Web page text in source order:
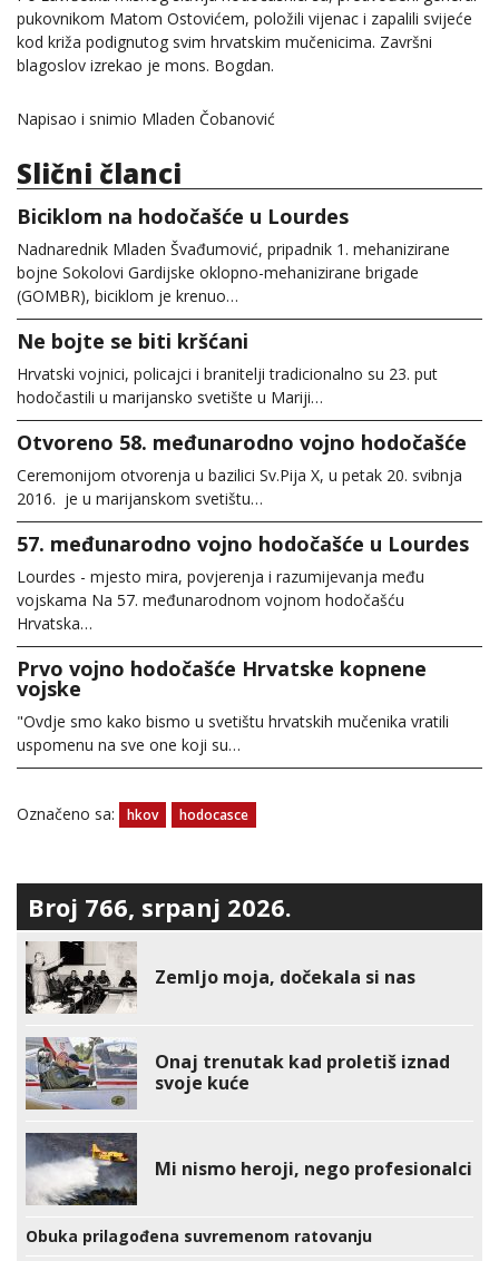
pukovnikom Matom Ostovićem, položili vijenac i zapalili svijeće
kod križa podignutog svim hrvatskim mučenicima. Završni
blagoslov izrekao je mons. Bogdan.
Napisao i snimio Mladen Čobanović
Slični članci
Biciklom na hodočašće u Lourdes
Nadnarednik Mladen Švađumović, pripadnik 1. mehanizirane
bojne Sokolovi Gardijske oklopno-mehanizirane brigade
(GOMBR), biciklom je krenuo…
Ne bojte se biti kršćani
Hrvatski vojnici, policajci i branitelji tradicionalno su 23. put
hodočastili u marijansko svetište u Mariji…
Otvoreno 58. međunarodno vojno hodočašće
Ceremonijom otvorenja u bazilici Sv.Pija X, u petak 20. svibnja
2016. je u marijanskom svetištu…
57. međunarodno vojno hodočašće u Lourdes
Lourdes - mjesto mira, povjerenja i razumijevanja među
vojskama Na 57. međunarodnom vojnom hodočašću
Hrvatska…
Prvo vojno hodočašće Hrvatske kopnene
vojske
"Ovdje smo kako bismo u svetištu hrvatskih mučenika vratili
uspomenu na sve one koji su…
Označeno sa: hkov hodocasce
Broj 766, srpanj 2026.
Zemljo moja, dočekala si nas
Onaj trenutak kad proletiš iznad
svoje kuće
Mi nismo heroji, nego profesionalci
Obuka prilagođena suvremenom ratovanju